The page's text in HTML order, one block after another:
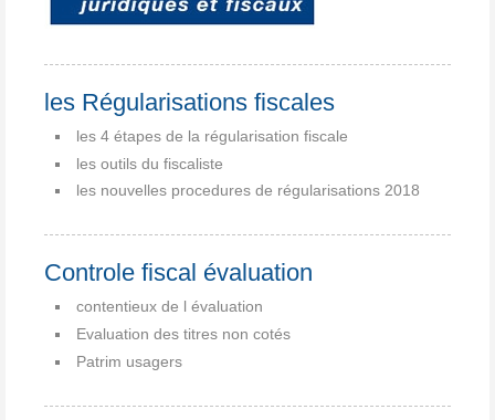
les Régularisations fiscales
les 4 étapes de la régularisation fiscale
les outils du fiscaliste
les nouvelles procedures de régularisations 2018
Controle fiscal évaluation
contentieux de l évaluation
Evaluation des titres non cotés
Patrim usagers